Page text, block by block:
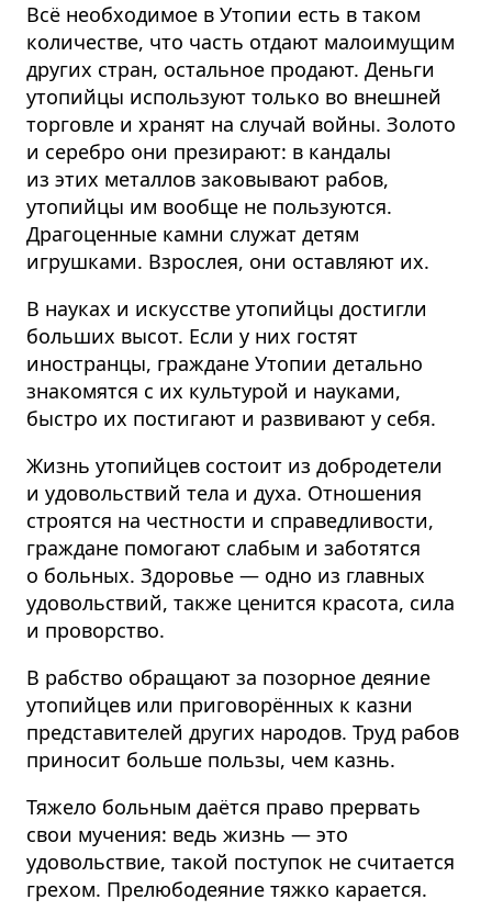
Всё необходимое в Утопии есть в таком
количестве, что часть отдают малоимущим
других стран, остальное продают. Деньги
утопийцы используют только во внешней
торговле и хранят на случай войны. Золото
и серебро они презирают: в кандалы
из этих металлов заковывают рабов,
утопийцы им вообще не пользуются.
Драгоценные камни служат детям
игрушками. Взрослея, они оставляют их.
В науках и искусстве утопийцы достигли
больших высот. Если у них гостят
иностранцы, граждане Утопии детально
знакомятся с их культурой и науками,
быстро их постигают и развивают у себя.
Жизнь утопийцев состоит из добродетели
и удовольствий тела и духа. Отношения
строятся на честности и справед­ливости,
граждане помогают слабым и заботятся
о больных. Здоровье — одно из главных
удовольствий, также ценится красота, сила
и проворство.
В рабство обращают за позорное деяние
утопийцев или приговорённых к казни
предста­вителей других народов. Труд рабов
приносит больше пользы, чем казнь.
Тяжело больным даётся право прервать
свои мучения: ведь жизнь — это
удовольствие, такой поступок не считается
грехом. Прелюбодеяние тяжко карается.